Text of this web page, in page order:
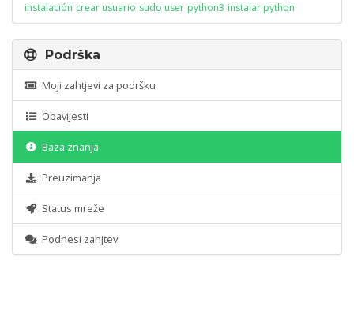
instalación crear usuario sudo user python3 instalar python
Podrška
Moji zahtjevi za podršku
Obavijesti
Baza znanja
Preuzimanja
Status mreže
Podnesi zahjtev